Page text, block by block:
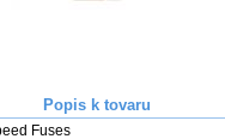
Popis k tovaru
Fuses